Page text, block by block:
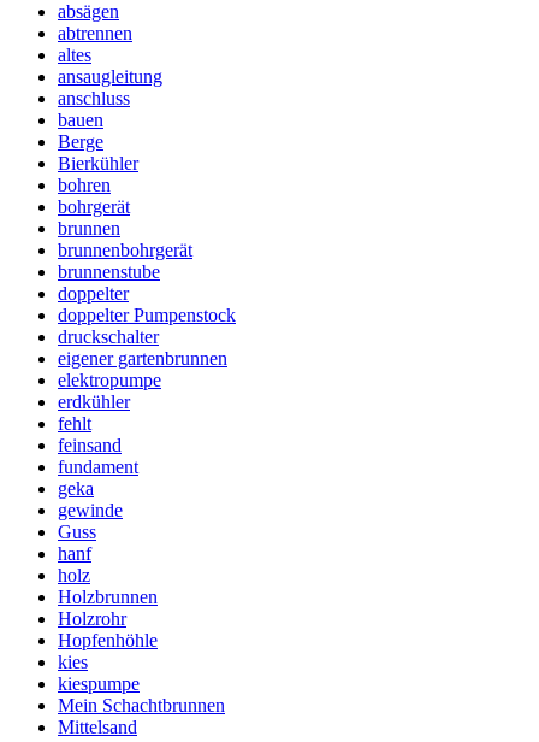
absägen
abtrennen
altes
ansaugleitung
anschluss
bauen
Berge
Bierkühler
bohren
bohrgerät
brunnen
brunnenbohrgerät
brunnenstube
doppelter
doppelter Pumpenstock
druckschalter
eigener gartenbrunnen
elektropumpe
erdkühler
fehlt
feinsand
fundament
geka
gewinde
Guss
hanf
holz
Holzbrunnen
Holzrohr
Hopfenhöhle
kies
kiespumpe
Mein Schachtbrunnen
Mittelsand